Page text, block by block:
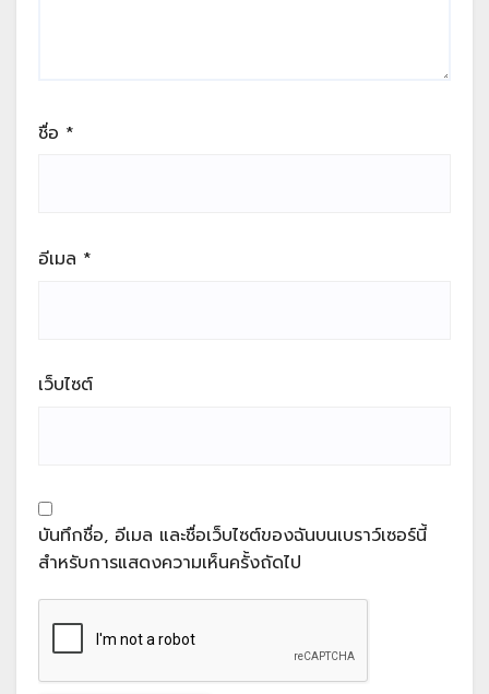
ชื่อ *
อีเมล *
เว็บไซต์
บันทึกชื่อ, อีเมล และชื่อเว็บไซต์ของฉันบนเบราว์เซอร์นี้
สำหรับการแสดงความเห็นครั้งถัดไป